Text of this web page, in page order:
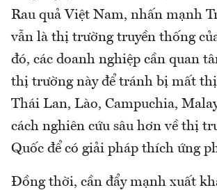
Rau quả Việt Nam, nhấn mạnh
vẫn là thị trường truyền thống
đó, các doanh nghiệp cần quan
thị trường này để tránh bị mất
Thái Lan, Lào, Campuchia,
cách nghiên cứu sâu hơn về thị
Quốc để có giải pháp thích ứng
Đồng thời, cần đẩy mạnh xuất